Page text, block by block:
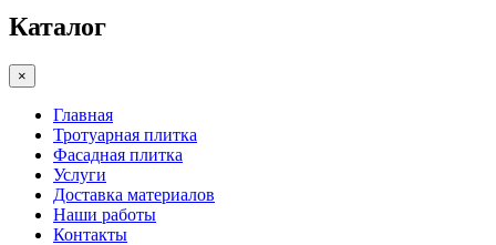
Каталог
×
Главная
Тротуарная плитка
Фасадная плитка
Услуги
Доставка материалов
Наши работы
Контакты